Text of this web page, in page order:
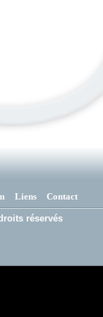
Liens Contact
réservés